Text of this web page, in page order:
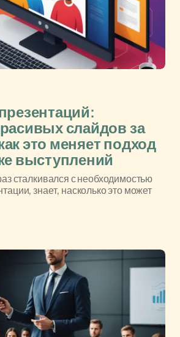
слайдов за
это меняет подход
выступлений
сталкивался с необходимостью
знает, насколько это может